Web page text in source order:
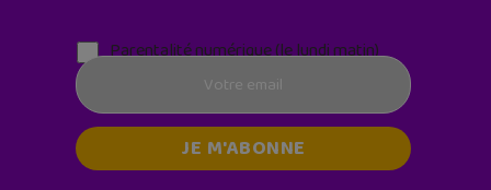
Parentalité numérique (le lundi matin)